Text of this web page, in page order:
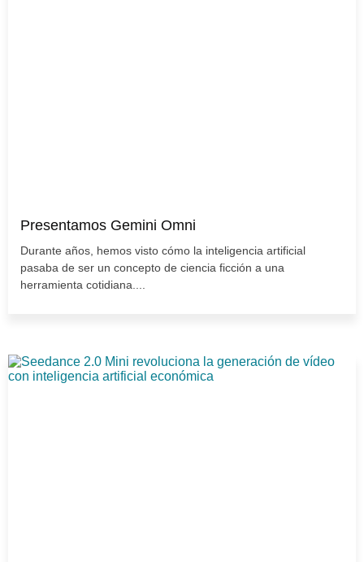
Presentamos Gemini Omni
Durante años, hemos visto cómo la inteligencia artificial
pasaba de ser un concepto de ciencia ficción a una
herramienta cotidiana....